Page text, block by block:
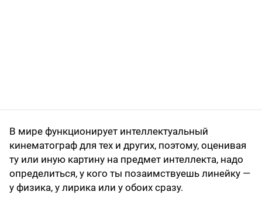
В мире функционирует интеллектуальный
кинематограф для тех и других, поэтому, оценивая
ту или иную картину на предмет интеллекта, надо
определиться, у кого ты позаимствуешь линейку —
у физика, у лирика или у обоих сразу.